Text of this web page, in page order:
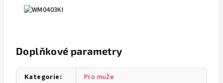
Doplňkové parametry
Kategorie:
Pro muže